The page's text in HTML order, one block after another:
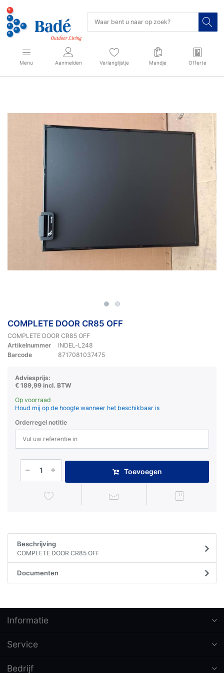
Menu Aanmelden Verlanglijstje Mandje Offerte
COMPLETE DOOR CR85 OFF
COMPLETE DOOR CR85 OFF
Artikelnummer
INDEL-L248
Barcode
8717081037475
Adviesprijs:
€ 189,99 incl. BTW
Op voorraad
Houd mij op de hoogte wanneer het beschikbaar is
Orderregel notitie
Toevoegen
Beschrijving
COMPLETE DOOR CR85 OFF
Documenten
Informatie
Service
Bedrijf